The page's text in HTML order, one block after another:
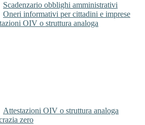
Scadenzario obblighi amministrativi
Oneri informativi per cittadini e imprese
OIV o struttura analoga
Attestazioni OIV o struttura analoga
zero